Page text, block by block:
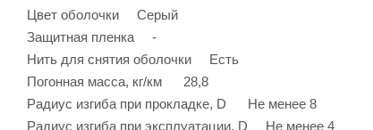
Цвет оболочки Серый
Защитная пленка -
Нить для снятия оболочки Есть
Погонная масса, кг/км 28,8
Радиус изгиба при прокладке, D Не менее 8
Радиус изгиба при эксплуатации, D Не менее 4